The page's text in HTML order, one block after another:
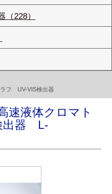
228）
フ UV-VIS検出器
速液体クロマト
出器 L-